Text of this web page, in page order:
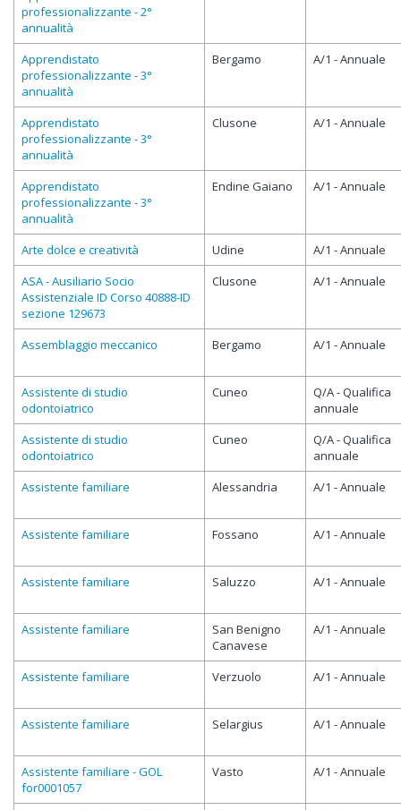
professionalizzante - 2°
annualità
Apprendistato
professionalizzante - 3°
annualità
Bergamo A/1 - Annuale
Apprendistato
professionalizzante - 3°
annualità
Clusone A/1 - Annuale
Apprendistato
professionalizzante - 3°
annualità
Endine Gaiano A/1 - Annuale
Arte dolce e creatività Udine
A/1 - Annuale
ASA - Ausiliario Socio
Assistenziale ID Corso 40888-ID
sezione 129673
Clusone A/1 - Annuale
Assemblaggio meccanico Bergamo A/1 - Annuale
Assistente di studio
odontoiatrico
Cuneo
Q/A - Qualifica
annuale
Assistente di studio
odontoiatrico
Cuneo
Q/A - Qualifica
annuale
Assistente familiare
Alessandria A/1 - Annuale
Assistente familiare Fossano A/1 - Annuale
Assistente familiare Saluzzo A/1 - Annuale
Assistente familiare
San Benigno
Canavese
A/1 - Annuale
Assistente familiare Verzuolo A/1 - Annuale
Assistente familiare Selargius A/1 - Annuale
Assistente familiare - GOL
for0001057
Vasto A/1 - Annuale